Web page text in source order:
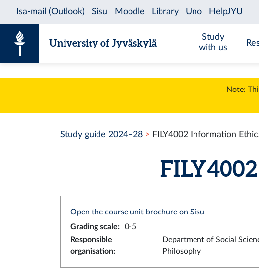
University of Jyväskylä
Study
with us
Note:
Study guide 2024–28 FILY4002 Information
Open the course unit brochure on Sisu
Grading scale: 0-5
Responsible
organisation:
Department of Social
Philosophy